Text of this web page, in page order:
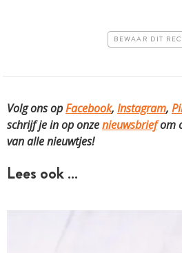
BEWAAR DIT
Volg ons opFacebook, Instagram,
schrijf je in op onzenieuwsbriefom
van alle nieuwtjes!
Lees ook …